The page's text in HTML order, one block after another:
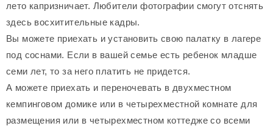
лето капризничает. Любители фотографии смогут отснять
здесь восхитительные кадры.
Вы можете приехать и установить свою палатку в лагере
под соснами. Если в вашей семье есть ребенок младше
семи лет, то за него платить не придется.
А можете приехать и переночевать в двухместном
кемпинговом домике или в четырехместной комнате для
размещения или в четырехместном коттедже со всеми